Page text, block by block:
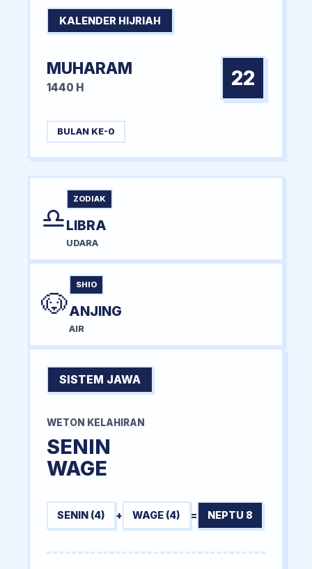
KALENDER HIJRIAH
MUHARAM
1440 H 22
BULAN KE-0
♎
ZODIAK
LIBRA
UDARA
🐶
SHIO
ANJING
AIR
SISTEM JAWA
WETON KELAHIRAN
SENIN
WAGE
SENIN (4) + WAGE (4) = NEPTU 8